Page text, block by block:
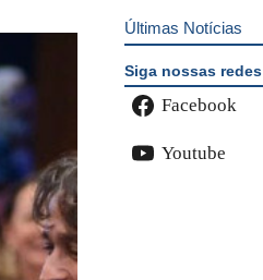
Últimas Notícias
Siga nossas redes
Facebook
Youtube